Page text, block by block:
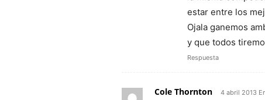
estar entre los
Ojala ganemos
y que todos
Respuesta
Cole Thornton 4 abril 2013